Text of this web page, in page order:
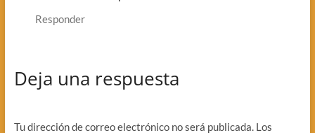
Responder
Deja una respuesta
Tu dirección de correo electrónico no será publicada. Los